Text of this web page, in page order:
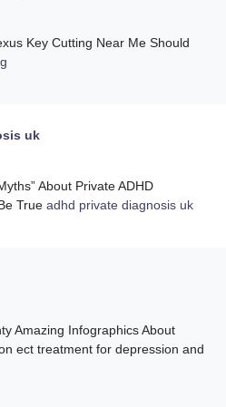
Key Cutting Near Me Should
uk
About Private ADHD
Trueadhd private diagnosis uk
Amazing Infographics About
ect treatment for depression and